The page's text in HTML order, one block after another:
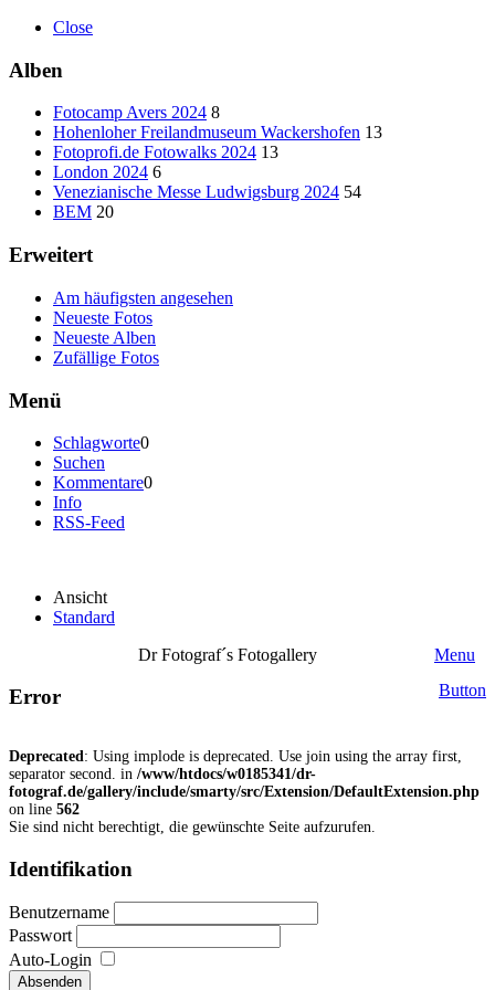
Close
Alben
Fotocamp Avers 2024 8
Hohenloher Freilandmuseum Wackershofen 13
Fotoprofi.de Fotowalks 2024 13
London 2024 6
Venezianische Messe Ludwigsburg 2024 54
BEM 20
Erweitert
Am häufigsten angesehen
Neueste Fotos
Neueste Alben
Zufällige Fotos
Menü
Schlagworte0
Suchen
Kommentare0
Info
RSS-Feed
Ansicht
Standard
Dr Fotograf´s Fotogallery
Menu
Error Button
Deprecated: Using implode is deprecated. Use join using the array first,
separator second. in /www/htdocs/w0185341/dr-
fotograf.de/gallery/include/smarty/src/Extension/DefaultExtension.php
on line 562
Sie sind nicht berechtigt, die gewünschte Seite aufzurufen.
Identifikation
Benutzername
Passwort
Auto-Login